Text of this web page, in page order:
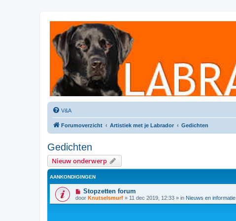
Labradorforum
Het gezelligste Labradorforum van Nederland en België!
V&A
Forumoverzicht Artistiek met je Labrador Gedichten
Gedichten
Nieuw onderwerp
AANKONDIGINGEN
Stopzetten forum
door Knutselsmurf » 11 dec 2019, 12:33 » in Nieuws en informatie